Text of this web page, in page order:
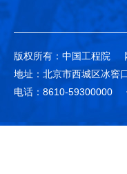
版权所有：中国工程院
地址：北京市西城区冰窖
电话：8610-59300000